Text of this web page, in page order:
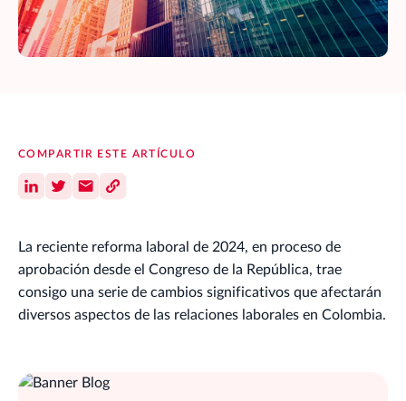
COMPARTIR ESTE ARTÍCULO
La reciente reforma laboral de 2024, en proceso de
aprobación desde el Congreso de la República, trae
consigo una serie de cambios significativos que afectarán
diversos aspectos de las relaciones laborales en Colombia.